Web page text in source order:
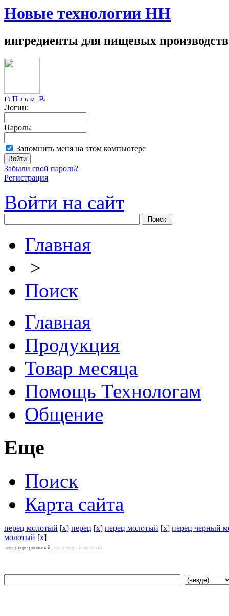
Новые технологии НН
ингредиенты для пищевых производств
Логин:
Пароль:
Запомнить меня на этом компьютере
Забыли свой пароль?
Регистрация
Войти на сайт
Главная
>
Поиск
Главная
Продукция
Товар месяца
Помощь Технологам
Общение
Еще
Поиск
Карта сайта
перец молотый [x] перец [x] перец молотый [x] перец черный
молотый [x]
перец перец молотый перец черный молотый